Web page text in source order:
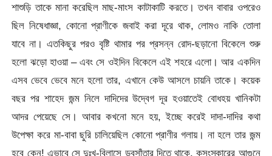
শাশুড়ি তাকে মানা করেছিল মাছ-মাংস কাটাকাটি করতে। তখন বাবার ওপরেও
ছিল নিষেধাজ্ঞা, কোনো প্রাণীকে জবাই করা দূরে থাক, লোমও নাকি তোলা
যাবে না। এতকিছুর পরও বৃষ্টি থামার পর প্রসন্ন রোদ-ছড়ানো বিকেলে শুরু
হলো ঝড়ো হাওয়া – এবং সে ওইদিন বিকেলে এই শহরে এলো। আর একদিন
এসব ভেবে ভেবে মনে হলো তার, এখানে কেউ আসলে চায়নি তাকে। কয়েক
বছর পর শাহেদ জন্ম নিলে দাদিদের উদ্বেগ দূর হওয়াতেই বোধহয় খানিকটা
আদর পেয়েছে সে। আবার কখনো মনে হয়, ইচ্ছে করেই দাদা-দাদির কথা
উপেক্ষা করে মা-বাবা ছুরি চালিয়েছিল কোনো প্রাণীর গলায়। না হলে তার জন্ম
হবে কেন! এভাবে সে দুঃখ-বিলাসে ডুবসাঁতার দিতে থাকে, কুসংস্কারের আগুনে